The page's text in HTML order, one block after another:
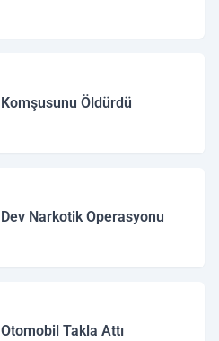
Komşusunu Öldürdü
Dev Narkotik Operasyonu
Otomobil Takla Attı